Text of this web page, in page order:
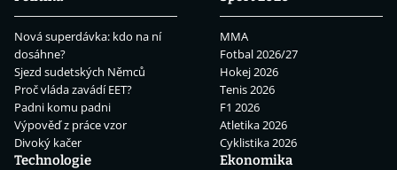
Nová superdávka: kdo na ní
dosáhne?
Sjezd sudetských Němců
Proč vláda zavádí EET?
Padni komu padni
Výpověď z práce vzor
Divoký kačer
MMA
Fotbal 2026/27
Hokej 2026
Tenis 2026
F1 2026
Atletika 2026
Cyklistika 2026
Technologie
Ekonomika